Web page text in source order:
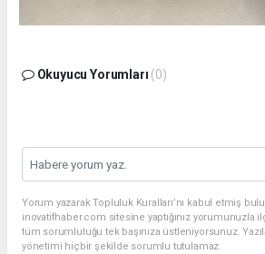
Okuyucu Yorumları (0)
Yorum yazarak Topluluk Kuralları’nı kabul etmiş
inovatifhaber.com sitesine yaptığınız yorumunuzla
tüm sorumluluğu tek başınıza üstleniyorsunuz.
yönetimi hiçbir şekilde sorumlu tutulamaz.